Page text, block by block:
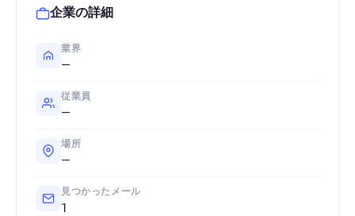
企業の詳細
業界
—
従業員
—
場所
—
見つかったメール
1